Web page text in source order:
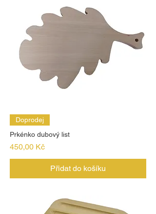
Doprodej
Prkénko dubový list
Cena
450,00 Kč
Přidat do košíku